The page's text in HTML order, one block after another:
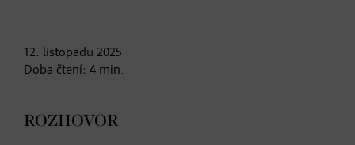
12. listopadu 2025
Doba čtení: 4 min.
ROZHOVOR